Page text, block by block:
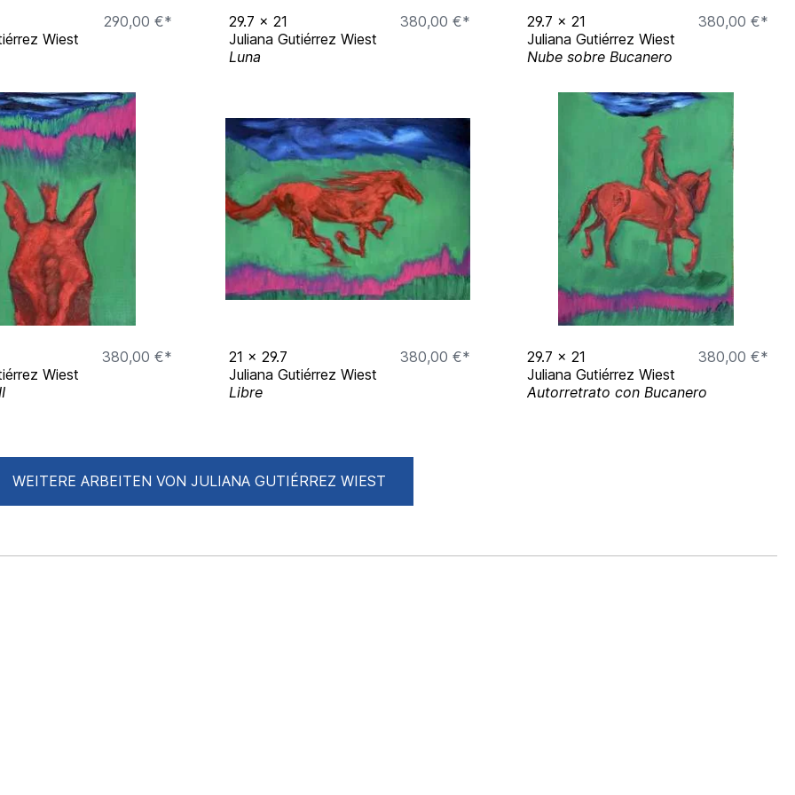
2025 bis Februar
Januar 2025
Stephanie Wiest -
zsm. mit Künstlern
Studios München
2023 bis Februar
2
- Gallery Lau
MUNICH
290,00 €*
Wiest
29.7 x 21
380,00 €*
Juliana Gutiérrez Wiest
Luna
29.7 x 21
380,00 €*
Juliana Gutiérrez Wiest
Nube sobre Bucanero
380,00 €*
Wiest
21 x 29.7
380,00 €*
Juliana Gutiérrez Wiest
Libre
29.7 x 21
380,00 €*
Juliana Gutiérrez Wiest
Autorretrato con Bucanero
WEITERE ARBEITEN VON JULIANA GUTIÉRREZ WIEST